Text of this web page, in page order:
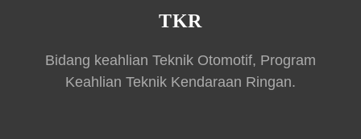
TKR
Bidang keahlian Teknik Otomotif, Program
Keahlian Teknik Kendaraan Ringan.